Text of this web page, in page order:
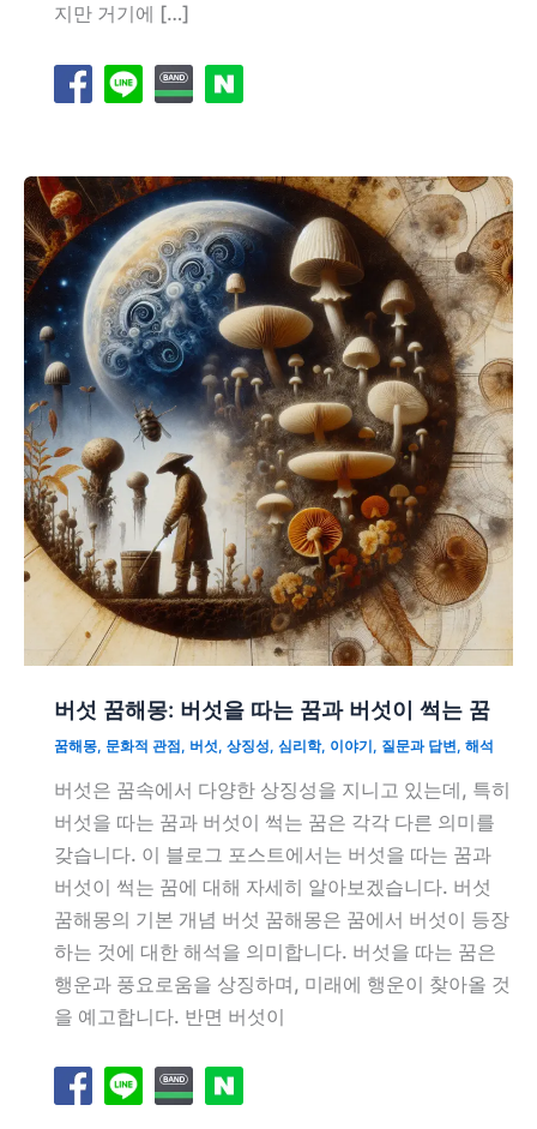
지만 거기에 […]
버섯 꿈해몽: 버섯을 따는 꿈과 버섯이 썩는 꿈
꿈해몽, 문화적 관점, 버섯, 상징성, 심리학, 이야기, 질문과 답변, 해석
버섯은 꿈속에서 다양한 상징성을 지니고 있는데, 특히
버섯을 따는 꿈과 버섯이 썩는 꿈은 각각 다른 의미를
갖습니다. 이 블로그 포스트에서는 버섯을 따는 꿈과
버섯이 썩는 꿈에 대해 자세히 알아보겠습니다. 버섯
꿈해몽의 기본 개념 버섯 꿈해몽은 꿈에서 버섯이 등장
하는 것에 대한 해석을 의미합니다. 버섯을 따는 꿈은
행운과 풍요로움을 상징하며, 미래에 행운이 찾아올 것
을 예고합니다. 반면 버섯이